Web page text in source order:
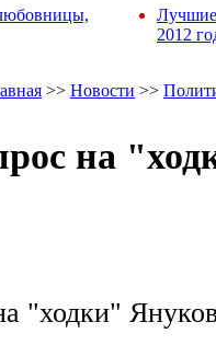
Лучшие
2012
>> Новости >>
на
"ходки"